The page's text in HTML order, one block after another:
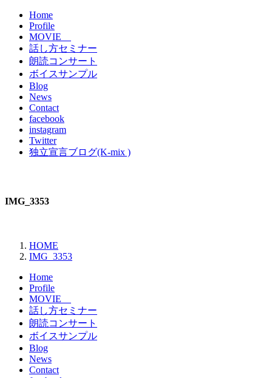
Home
Profile
MOVIE
話し方セミナー
朗読コンサート
ボイスサンプル
Blog
News
Contact
facebook
instagram
Twitter
独立宣言ブログ(K-mix )
IMG_3353
HOME
IMG_3353
Home
Profile
MOVIE
話し方セミナー
朗読コンサート
ボイスサンプル
Blog
News
Contact